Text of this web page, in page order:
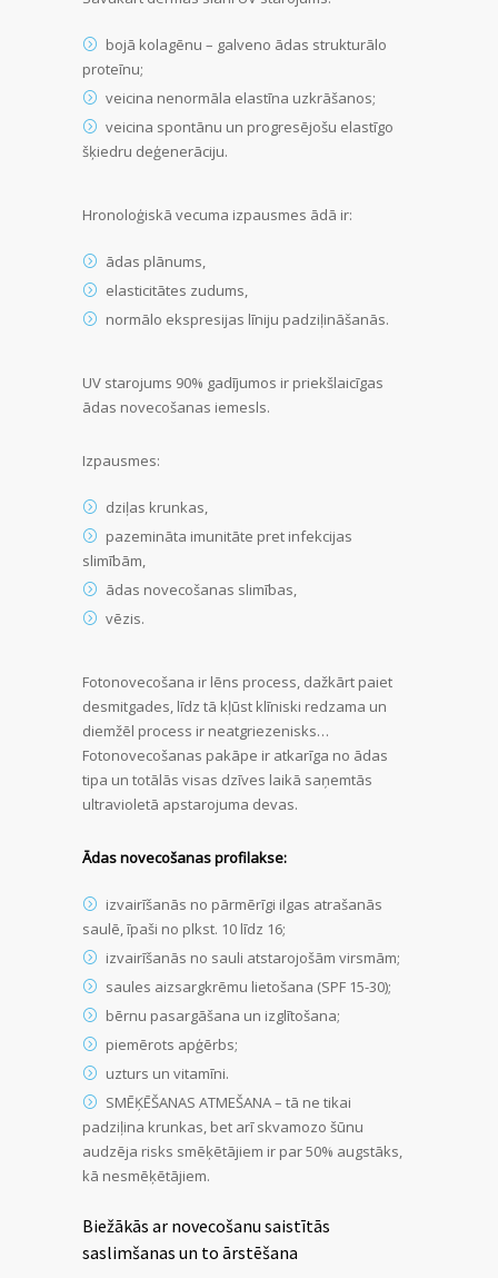
bojā kolagēnu – galveno ādas strukturālo
proteīnu;
veicina nenormāla elastīna uzkrāšanos;
veicina spontānu un progresējošu elastīgo
šķiedru deģenerāciju.
Hronoloģiskā vecuma izpausmes ādā ir:
ādas plānums,
elasticitātes zudums,
normālo ekspresijas līniju padziļināšanās.
UV starojums 90% gadījumos ir priekšlaicīgas
ādas novecošanas iemesls.
Izpausmes:
dziļas krunkas,
pazemināta imunitāte pret infekcijas
slimībām,
ādas novecošanas slimības,
vēzis.
Fotonovecošana ir lēns process, dažkārt paiet
desmitgades, līdz tā kļūst klīniski redzama un
diemžēl process ir neatgriezenisks…
Fotonovecošanas pakāpe ir atkarīga no ādas
tipa un totālās visas dzīves laikā saņemtās
ultravioletā apstarojuma devas.
Ādas novecošanas profilakse:
izvairīšanās no pārmērīgi ilgas atrašanās
saulē, īpaši no plkst. 10 līdz 16;
izvairīšanās no sauli atstarojošām virsmām;
saules aizsargkrēmu lietošana (SPF 15-30);
bērnu pasargāšana un izglītošana;
piemērots apģērbs;
uzturs un vitamīni.
SMĒĶĒŠANAS ATMEŠANA – tā ne tikai
padziļina krunkas, bet arī skvamozo šūnu
audzēja risks smēķētājiem ir par 50% augstāks,
kā nesmēķētājiem.
Biežākās ar novecošanu saistītās
saslimšanas un to ārstēšana